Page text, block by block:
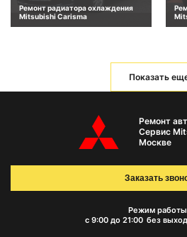
Ремонт радиатора охлаждения
Mitsubishi Carisma
Показать
Ремонт
Сервис
Москве
Режим
с 9:00 до 21:00 без
Заказать